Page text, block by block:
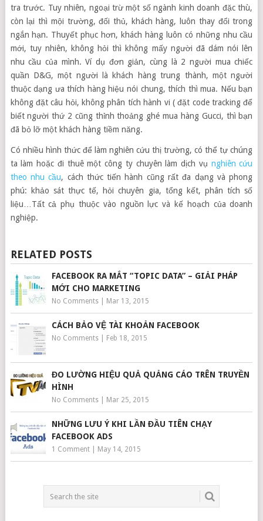
tra trước. Tuy nhiên, ngoại trừ một số ngành kinh doanh đặc thù,
còn lại thì mội trường, đối thủ, khách hàng, luôn thay đổi trong
ngắn hạn. Thuyết phục hơn, khách hàng luôn có những nhu cầu
mới, tuy nhiên, không hỏi thì không mấy người đã dám nói lên
nhu cầu của mình. Ví dụ đơn giản, cùng là 2 người mua chiếc
quần D&G, một người là khách hàng trung thành, một người
thuộc dạng ưa thích hàng hiệu nói chung, thích thì mua. Nếu bạn
không đặt câu hỏi, không phân tích hành vi ( đặt code tracking để
biết người thứ 2 cũng thỉnh thoảng ghé mua hàng Gucci, thì bạn
đã bỏ lỡ một khách hàng tiềm năng.
Có nhiều hình thức để làm nghiên cứu thị trường, có thể tự chúng
ta làm hoặc đi thuê một công ty chuyên làm dịch vụ nghiên cứu
theo nhu cầu, cách thức tiến hành cũng rất đa dạng và phong
phú: khảo sát thực tế, hỏi chuyên gia, tổng kết, phân tích số
liệu…Tất cả phụ thuộc vào nguồn lực và kế hoạch của doanh
nghiệp.
RELATED POSTS
FACEBOOK RA MẮT “TOPIC DATA” – GIẢI PHÁP
MỚI CHO MARKETING
No Comments| Mar 13, 2015
CÁCH BẢO VỆ TÀI KHOẢN FACEBOOK
No Comments| Feb 18, 2015
ĐO LƯỜNG HIỆU QUẢ QUẢNG CÁO TRÊN TRUYỀN
HÌNH
No Comments| Mar 25, 2015
NHỮNG LƯU Ý KHI LẦN ĐẦU TIÊN CHẠY
FACEBOOK ADS
1 Comment| May 14, 2015